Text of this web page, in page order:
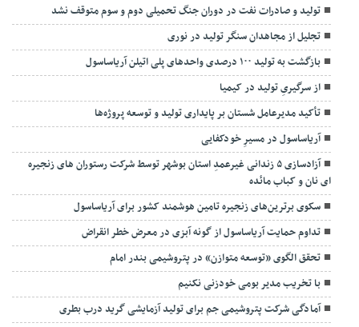
تولید و صادرات نفت در دوران جنگ تحمیلی دوم و سوم متوقف نشد
تجلیل از مجاهدان سنگر تولید در نوری
بازگشت به تولید ۱۰۰ درصدی واحدهای پلی اتیلن آریاساسول
از سرگیریِ تولید در کیمیا
تأکید مدیرعامل شستان بر پایداری تولید و توسعه پروژه‌ها
آریاساسول در مسیرِ خودکفایی
آزادسازی ۵ زندانی غیرعمدِ استان بوشهر توسط شرکت رستوران های زنجیره
ای نان و کباب مائده
سکوی برترین‌های زنجیره تامین هوشمند کشور برای آریاساسول
تداوم حمایت آریاساسول از گونه آبزی در معرض خطر انقراض
تحقق الگوی «توسعه متوازن» در پتروشیمی بندر امام
با تخریب مدیر بومی خودزنی نکنیم
آمادگی شرکت پتروشیمی جم برای تولید آزمایشی گرید درب بطری